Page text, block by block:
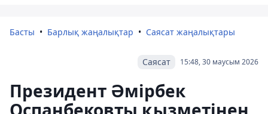
Басты Барлық жаңалықтар Саясат жаңалықтары
15:48, 30 маусым 2026
Саясат
Президент Әмірбек